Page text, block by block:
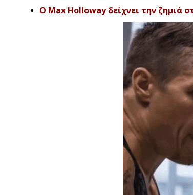
O Max Holloway δείχνει την ζημιά